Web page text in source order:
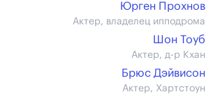
Юрген Прохнов
Актер, владелец ипподрома
Шон Тоуб
Актер, д-р Кхан
Брюс Дэйвисон
Актер, Хартстоун